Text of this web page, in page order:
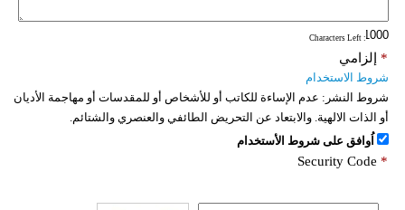
: Characters Left
إلزامي *
شروط الاستخدام
شروط النشر: عدم الإساءة للكاتب أو للأشخاص أو للمقدسات أو مهاجمة الأديان
أو الذات الالهية. والابتعاد عن التحريض الطائفي والعنصري والشتائم.
اُوافق على شروط الأستخدام
Security Code *